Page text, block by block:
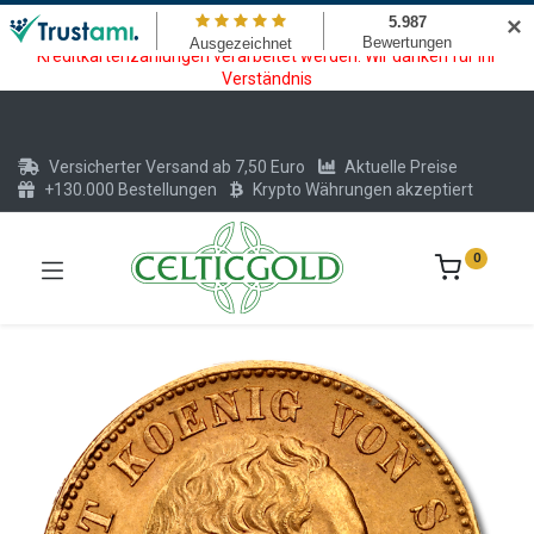
Wartungsarbeiten am Kreditkarten und Krypto Bezahlmodul. In der
Zeit vom 20.07. - 09.08.2026 können keine Krypto oder
Kreditkartenzahlungen verarbeitet werden. Wir danken für Ihr
Verständnis
Versicherter Versand ab 7,50 Euro
Aktuelle Preise
+130.000 Bestellungen
Krypto Währungen akzeptiert
0
✕